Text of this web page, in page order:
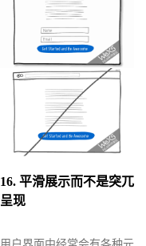
16. 平滑展示而不是突兀
呈现
用户界面中经常会有各种元